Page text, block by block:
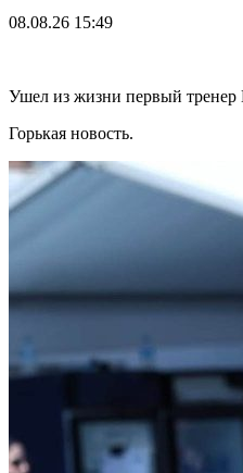
08.08.26 15:49
Ушел из жизни первый
Горькая новость.